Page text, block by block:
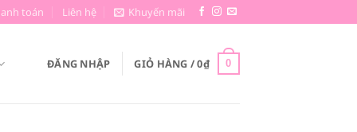
toán Liên hệ Khuyến mãi
ĐĂNG NHẬP GIỎ HÀNG /0₫ 0